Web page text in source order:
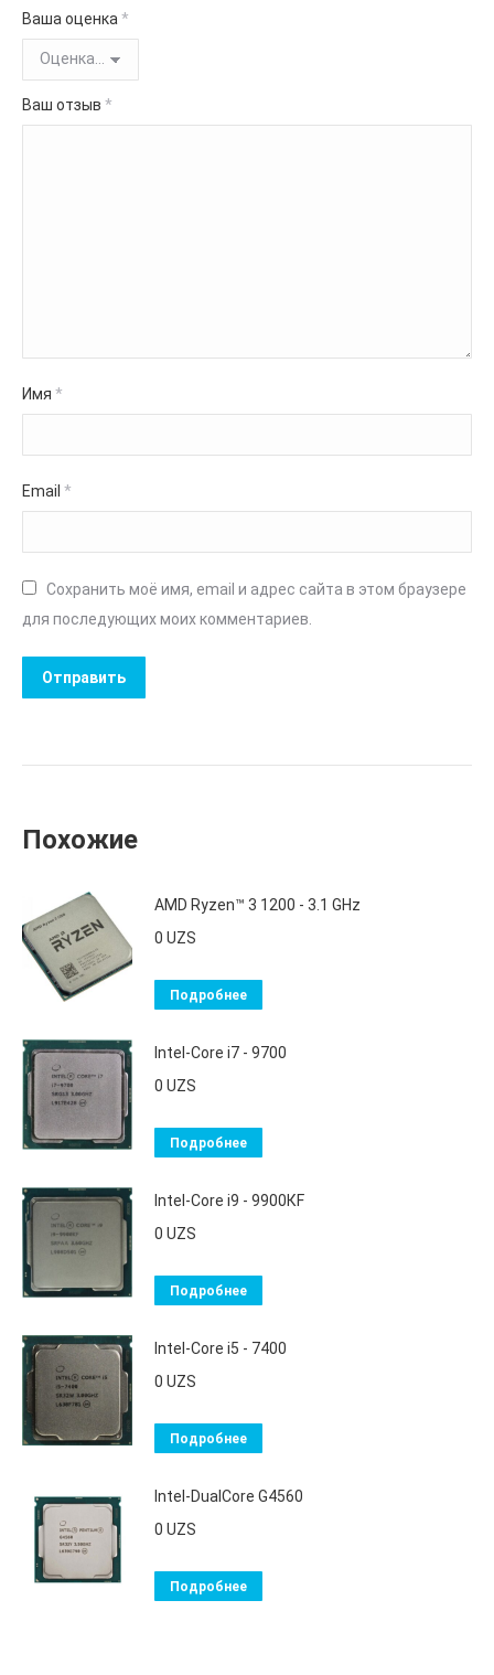
Ваша оценка *
Ваш отзыв *
Имя *
Email *
Сохранить моё имя, email и адрес сайта в этом браузере
для последующих моих комментариев.
Похожие
AMD Ryzen™ 3 1200 - 3.1 GHz
0 UZS
Подробнее
Intel-Core i7 - 9700
0 UZS
Подробнее
Intel-Core i9 - 9900КF
0 UZS
Подробнее
Intel-Core i5 - 7400
0 UZS
Подробнее
Intel-DualCore G4560
0 UZS
Подробнее